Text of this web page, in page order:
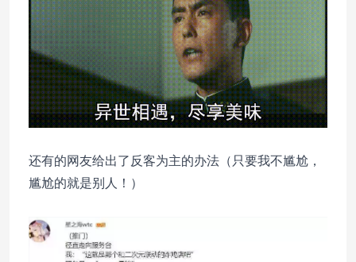
还有的网友给出了反客为主的办法（只要我不尴尬，
尴尬的就是别人！）